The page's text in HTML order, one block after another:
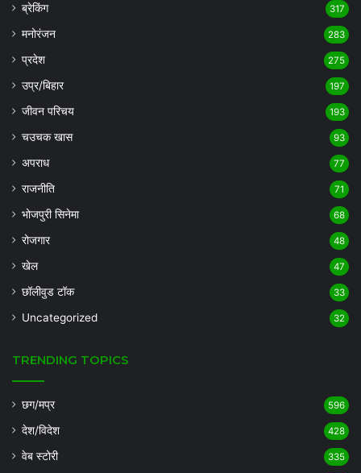
ब्रेकिंग 317
मनोरंजन 283
प्रदेश 275
उप्र/बिहार 197
जीवन परिचय 193
चउचक खास 93
अपराध 77
राजनीति 71
भोजपुरी सिनेमा 68
रोजगार 48
खेल 47
छॉलीवुड टॉक 33
Uncategorized 32
TRENDING TOPICS
छग/मप्र 596
देश/विदेश 428
वेब स्टोरी 335